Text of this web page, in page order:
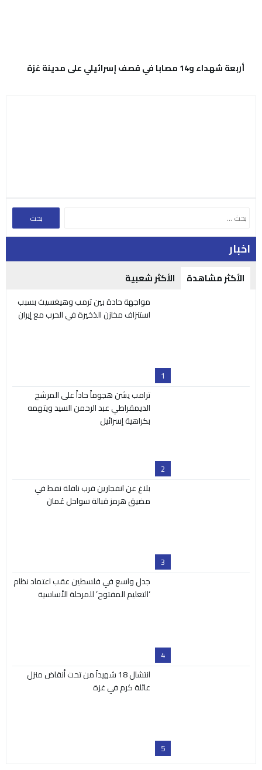
أربعة شهداء و14 مصابا في قصف إسرائيلي على مدينة غزة
اخبار
الأكثر مشاهدة الأكثر شعبية
1
مواجهة حادة بين ترمب وهيغسيث بسبب
استنزاف مخازن الذخيرة في الحرب مع إيران
2
ترامب يشن هجوماً حاداً على المرشح
الديمقراطي عبد الرحمن السيد ويتهمه
بكراهية إسرائيل
3
بلاغ عن انفجارين قرب ناقلة نفط في
مضيق هرمز قبالة سواحل عُمان
4
جدل واسع في فلسطين عقب اعتماد نظام
‘التعليم المفتوح’ للمرحلة الأساسية
5
انتشال 18 شهيداً من تحت أنقاض منزل
عائلة كرم في غزة